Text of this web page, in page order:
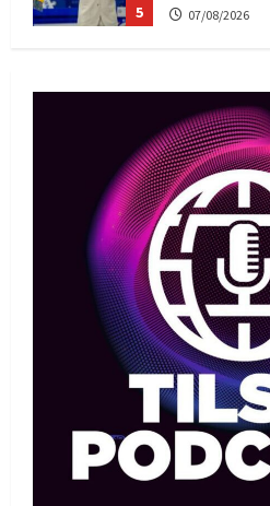
5 07/08/2026
1
менеджері
жағымсыз
07/08/2026
2
Басты жаңалық
Махмұд пен
07/08/2026
3
Басты жаңалық
“Оңай
файтері
балуанды
07/08/2026